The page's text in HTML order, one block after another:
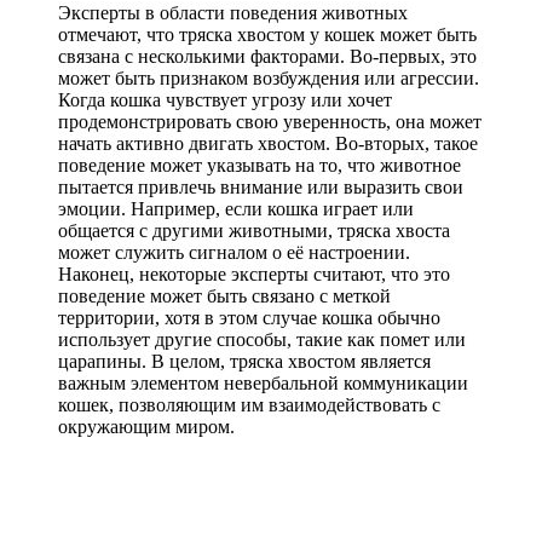
Эксперты в области поведения животных
отмечают, что тряска хвостом у кошек может быть
связана с несколькими факторами. Во-первых, это
может быть признаком возбуждения или агрессии.
Когда кошка чувствует угрозу или хочет
продемонстрировать свою уверенность, она может
начать активно двигать хвостом. Во-вторых, такое
поведение может указывать на то, что животное
пытается привлечь внимание или выразить свои
эмоции. Например, если кошка играет или
общается с другими животными, тряска хвоста
может служить сигналом о её настроении.
Наконец, некоторые эксперты считают, что это
поведение может быть связано с меткой
территории, хотя в этом случае кошка обычно
использует другие способы, такие как помет или
царапины. В целом, тряска хвостом является
важным элементом невербальной коммуникации
кошек, позволяющим им взаимодействовать с
окружающим миром.